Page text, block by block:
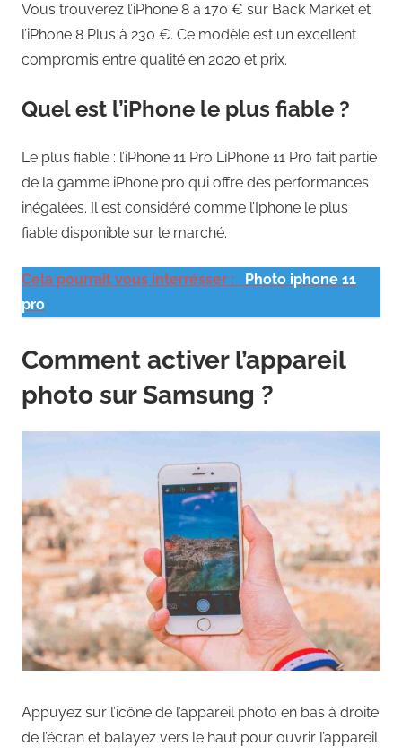
Vous trouverez l’iPhone 8 à 170 € sur Back Market et
l’iPhone 8 Plus à 230 €. Ce modèle est un excellent
compromis entre qualité en 2020 et prix.
Quel est l’iPhone le plus fiable ?
Le plus fiable : l’iPhone 11 Pro L’iPhone 11 Pro fait partie
de la gamme iPhone pro qui offre des performances
inégalées. Il est considéré comme l’Iphone le plus
fiable disponible sur le marché.
Cela pourrait vous interrésser :
Photo iphone 11
pro
Comment activer l’appareil
photo sur Samsung ?
Appuyez sur l’icône de l’appareil photo en bas à droite
de l’écran et balayez vers le haut pour ouvrir l’appareil